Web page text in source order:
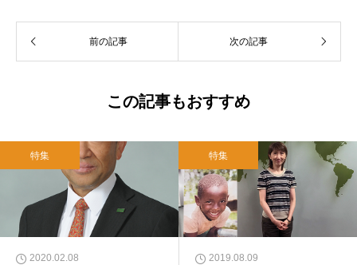
て、雜賀編集工房として独立。
前の記事 次の記事
この記事もおすすめ
特集
2020.02.08
特集
2019.08.09